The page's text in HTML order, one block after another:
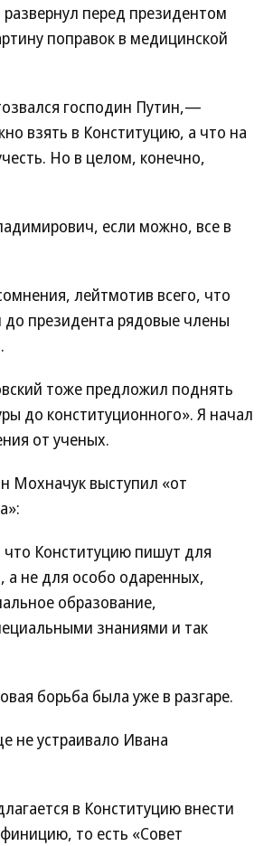
перед президентом
поправок в медицинской
господин Путин,—
взять в Конституцию, а что на
Но в целом, конечно,
если можно, все в
лейтмотив всего, что
до президента рядовые члены
тоже предложил поднять
до конституционного». Я начал
от ученых.
Мохначук выступил «от
Конституцию пишут для
а не для особо одаренных,
образование,
знаниями и так
борьба была уже в разгаре.
не устраивало Ивана
в Конституцию внести
то есть «Совет